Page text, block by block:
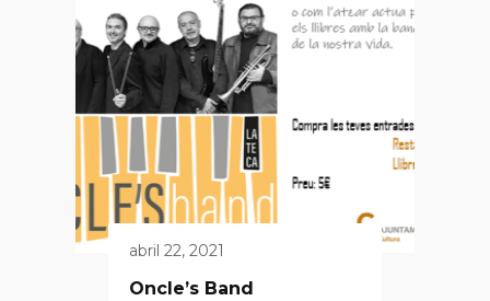
abril 22, 2021
Oncle’s Band